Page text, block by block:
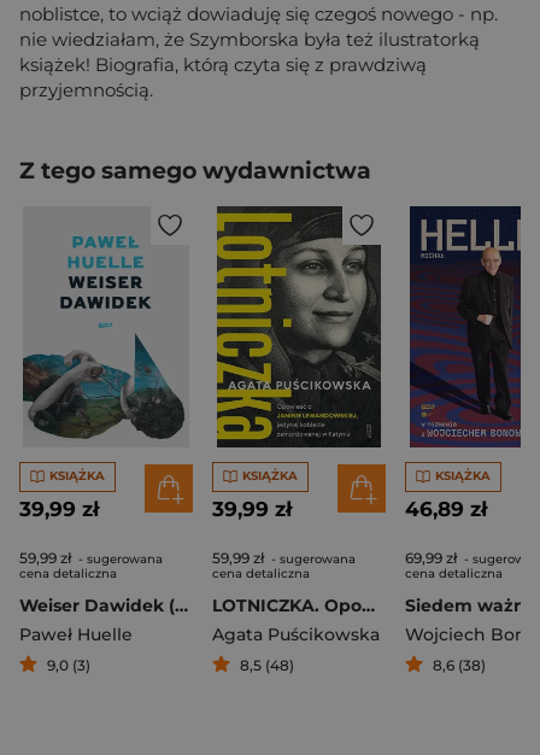
noblistce, to wciąż dowiaduję się czegoś nowego - np.
nie wiedziałam, że Szymborska była też ilustratorką
książek! Biografia, którą czyta się z prawdziwą
przyjemnością.
Z tego samego wydawnictwa
KSIĄŻKA
39,99 zł
59,99 zł - sugerowana
cena detaliczna
Weiser Dawidek (2026)
Paweł Huelle
9,0 (3)
KSIĄŻKA
39,99 zł
59,99 zł - sugerowana
cena detaliczna
LOTNICZKA. Opowieść o Janinie Lewandowskiej
Agata Puścikowska
8,5 (48)
KSIĄŻKA
46,89 zł
69,99 zł -
cena detaliczna
8,6 (38)